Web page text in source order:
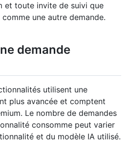
et toute invite de suivi que
une autre demande.
demande
utilisent une
plus avancée et comptent
Le nombre de demandes
consomme peut varier
et du modèle IA utilisé.